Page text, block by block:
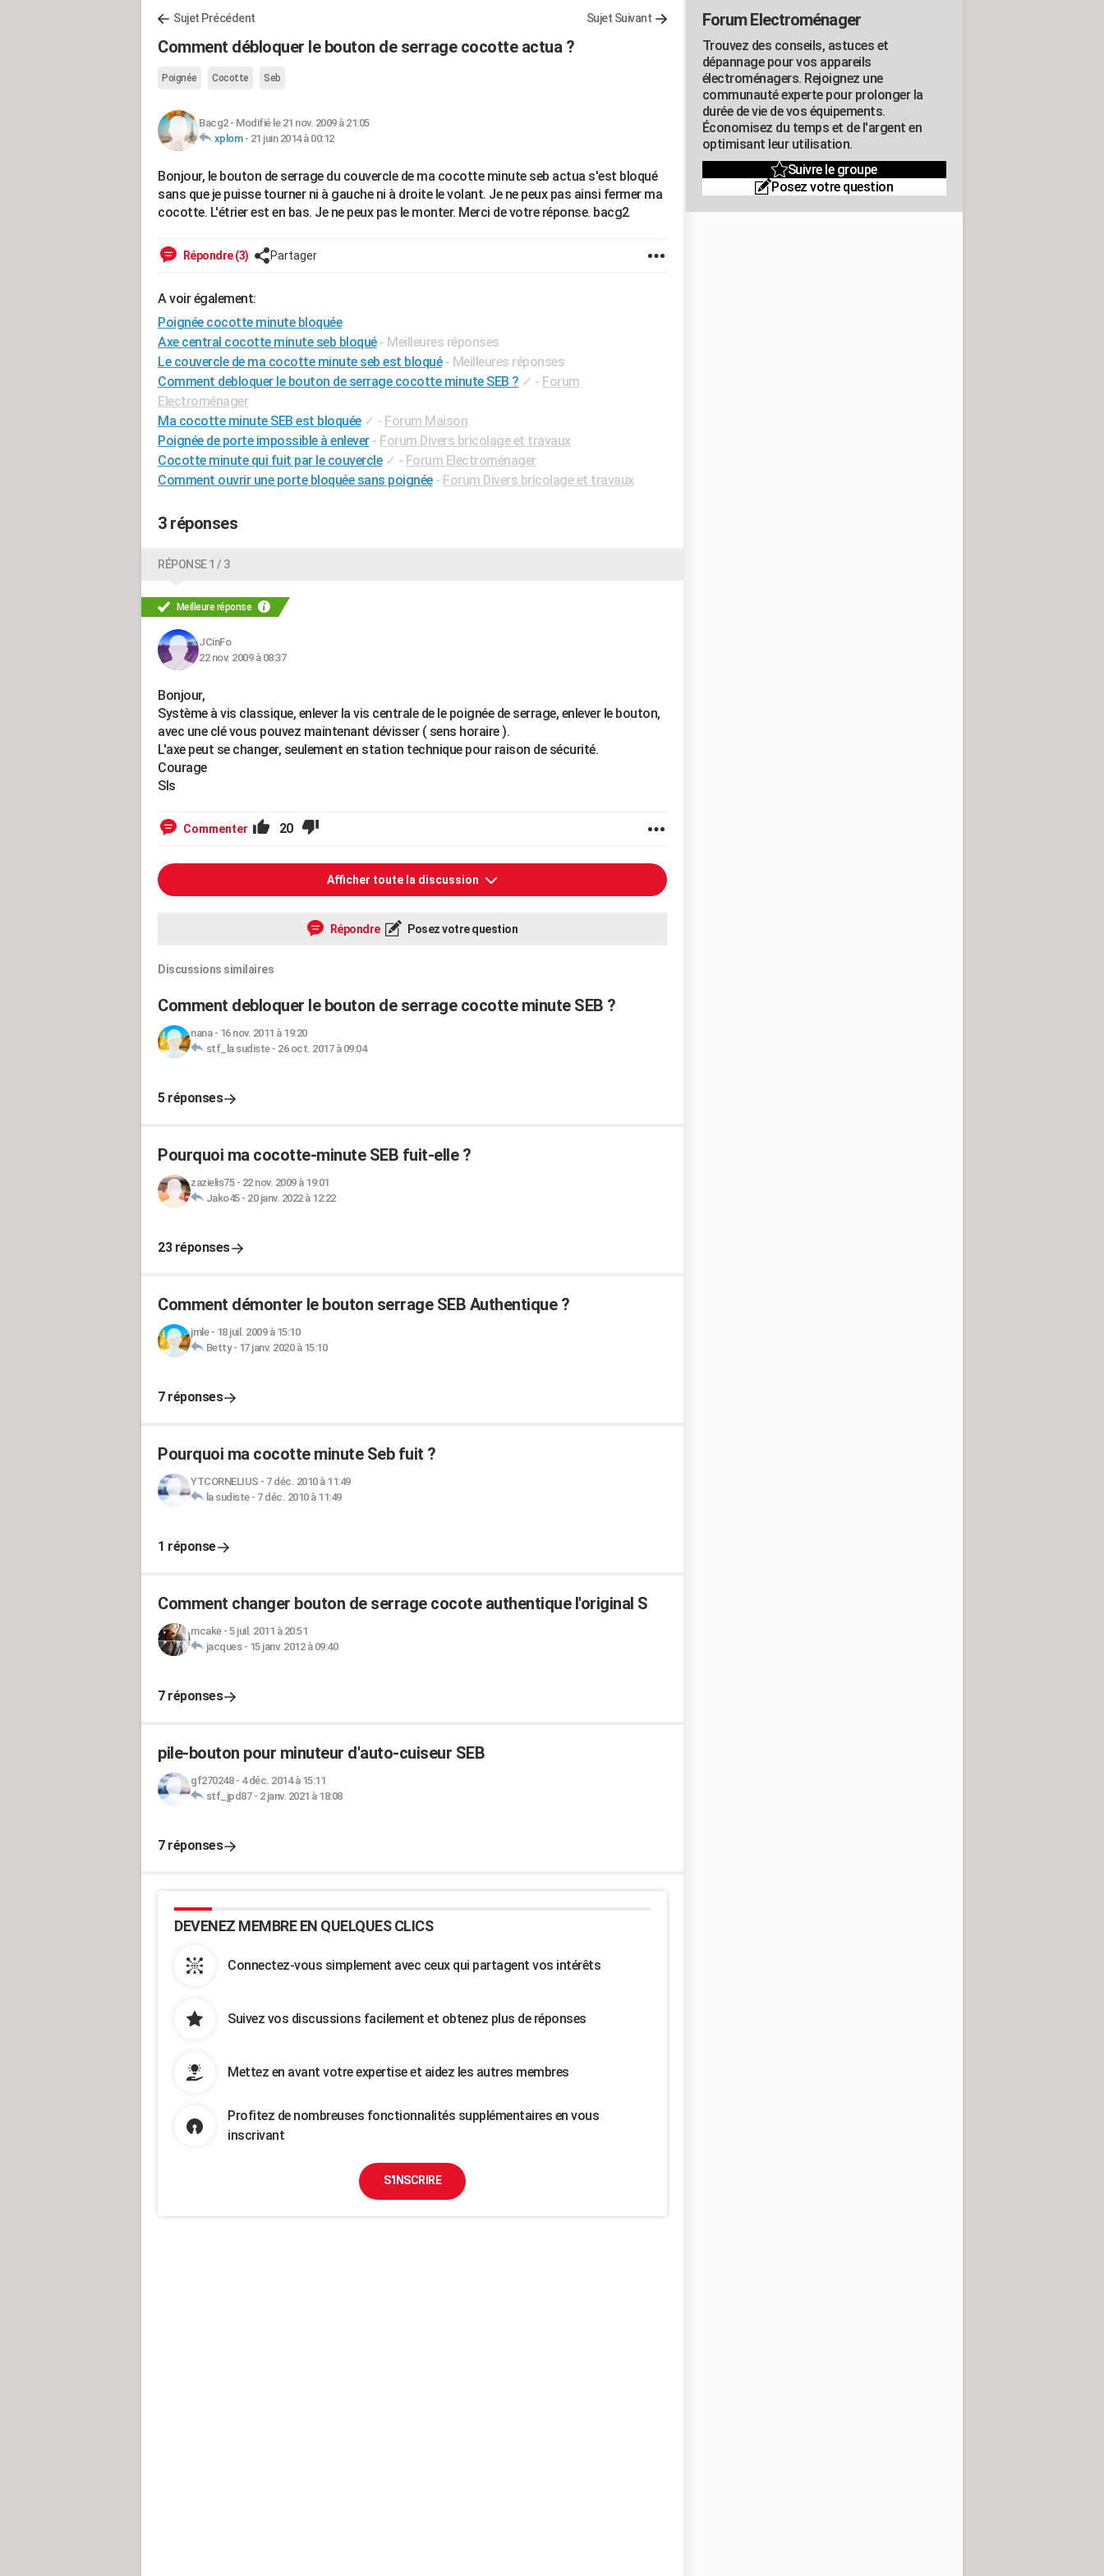
Sujet Précédent Sujet Suivant
Comment débloquer le bouton de serrage cocotte actua ?
Poignée Cocotte Seb
Bacg2- Modifié le 21 nov. 2009 à 21:05
xplom- 21 juin 2014 à 00:12
Bonjour, le bouton de serrage du couvercle de ma cocotte minute seb actua s'est bloqué
sans que je puisse tourner ni à gauche ni à droite le volant. Je ne peux pas ainsi fermer ma
cocotte. L'étrier est en bas. Je ne peux pas le monter. Merci de votre réponse. bacg2
Répondre (3) Partager
A voir également:
Poignée cocotte minute bloquée
Axe central cocotte minute seb bloqué - Meilleures réponses
Le couvercle de ma cocotte minute seb est bloqué - Meilleures réponses
Comment debloquer le bouton de serrage cocotte minute SEB ? ✓ - Forum
Electroménager
Ma cocotte minute SEB est bloquée ✓ - Forum Maison
Poignée de porte impossible à enlever - Forum Divers bricolage et travaux
Cocotte minute qui fuit par le couvercle ✓ - Forum Electroménager
Comment ouvrir une porte bloquée sans poignée - Forum Divers bricolage et travaux
3 réponses
RÉPONSE 1 / 3
Meilleure réponse
JCinFo
22 nov. 2009 à 08:37
Bonjour,
Système à vis classique, enlever la vis centrale de le poignée de serrage, enlever le bouton,
avec une clé vous pouvez maintenant dévisser ( sens horaire ).
L'axe peut se changer, seulement en station technique pour raison de sécurité.
Courage
Sls
Commenter 20
Afficher toute la discussion
Répondre Posez votre question
Discussions similaires
Comment debloquer le bouton de serrage cocotte minute SEB ?
nana- 16 nov. 2011 à 19:20
stf_la sudiste- 26 oct. 2017 à 09:04
5 réponses
Pourquoi ma cocotte-minute SEB fuit-elle ?
zazielis75- 22 nov. 2009 à 19:01
Jako45- 20 janv. 2022 à 12:22
23 réponses
Comment démonter le bouton serrage SEB Authentique ?
jmle- 18 juil. 2009 à 15:10
Betty- 17 janv. 2020 à 15:10
7 réponses
Pourquoi ma cocotte minute Seb fuit ?
YTCORNELIUS - 7 déc. 2010 à 11:49
la sudiste- 7 déc. 2010 à 11:49
1 réponse
Comment changer bouton de serrage cocote authentique l'original S
mcake- 5 juil. 2011 à 20:51
jacques- 15 janv. 2012 à 09:40
7 réponses
pile-bouton pour minuteur d'auto-cuiseur SEB
gf270248- 4 déc. 2014 à 15:11
stf_jpd87- 2 janv. 2021 à 18:08
7 réponses
DEVENEZ MEMBRE EN QUELQUES CLICS
Connectez-vous simplement avec ceux qui partagent vos intérêts
Suivez vos discussions facilement et obtenez plus de réponses
Mettez en avant votre expertise et aidez les autres membres
Profitez de nombreuses fonctionnalités supplémentaires en vous
inscrivant
S'INSCRIRE
Forum Electroménager
Trouvez des conseils, astuces et
dépannage pour vos appareils
électroménagers. Rejoignez une
communauté experte pour prolonger la
durée de vie de vos équipements.
Économisez du temps et de l'argent en
optimisant leur utilisation.
Suivre le groupe
Posez votre question